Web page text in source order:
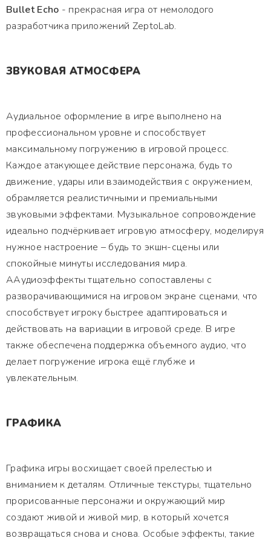
Bullet Echo - прекрасная игра от немолодого
разработчика приложений ZeptoLab.
ЗВУКОВАЯ АТМОСФЕРА
Аудиальное оформление в игре выполнено на
профессиональном уровне и способствует
максимальному погружению в игровой процесс.
Каждое атакующее действие персонажа, будь то
движение, удары или взаимодействия с окружением,
обрамляется реалистичными и премиальными
звуковыми эффектами. Музыкальное сопровождение
идеально подчёркивает игровую атмосферу, моделируя
нужное настроение – будь то экшн-сцены или
спокойные минуты исследования мира.
ААудиоэффекты тщательно сопоставлены с
разворачивающимися на игровом экране сценами, что
способствует игроку быстрее адаптироваться и
действовать на вариации в игровой среде. В игре
также обеспечена поддержка объемного аудио, что
делает погружение игрока ещё глубже и
увлекательным.
ГРАФИКА
Графика игры восхищает своей прелестью и
вниманием к деталям. Отличные текстуры, тщательно
прорисованные персонажи и окружающий мир
создают живой и живой мир, в который хочется
возвращаться снова и снова. Особые эффекты, такие